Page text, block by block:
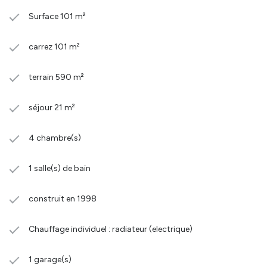
Surface 101 m²
carrez 101 m²
terrain 590 m²
séjour 21 m²
4 chambre(s)
1 salle(s) de bain
construit en 1998
Chauffage individuel : radiateur (electrique)
1 garage(s)